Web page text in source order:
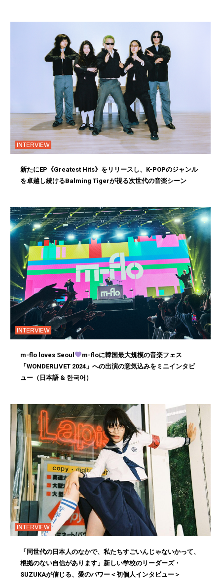
INTERVIEW
新たにEP《Greatest Hits》をリリースし、K-POPのジャンル
を卓越し続けるBalming Tigerが視る次世代の音楽シーン
INTERVIEW
m-flo loves Seoul
m-floに韓国最大規模の音楽フェス
「WONDERLIVET 2024」への出演の意気込みをミニインタビ
ュー（日本語 & 한국어）
INTERVIEW
「同世代の日本人のなかで、私たちすごいんじゃないかって、
根拠のない自信があります」新しい学校のリーダーズ・
SUZUKAが信じる、愛のパワー＜初個人インタビュー＞